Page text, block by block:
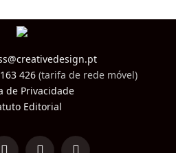
426(tarifa de rede móvel)
de Privacidade
Editorial